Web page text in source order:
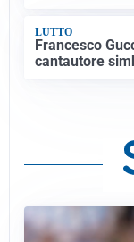
LUTTO
Francesco
cantautore